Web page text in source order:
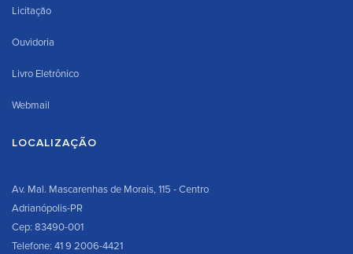
Licitação
Ouvidoria
Livro Eletrônico
Webmail
LOCALIZAÇÃO
Av. Mal. Mascarenhas de Morais, 115 - Centro
Adrianópolis-PR
Cep: 83490-001
Telefone: 41 9 2006-4421